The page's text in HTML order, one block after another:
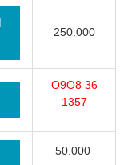
250.000
O9O8 36
1357
50.000